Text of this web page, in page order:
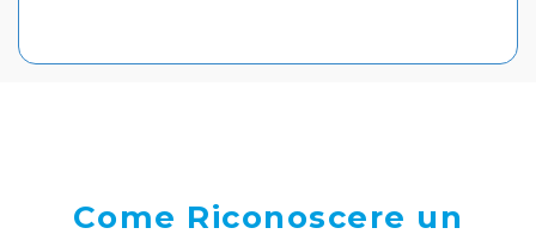
Come Riconoscere un